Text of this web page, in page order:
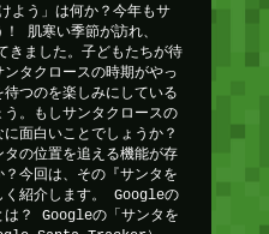
よう」は何か？今年もサ
肌寒い季節が訪れ、
きました。子どもたちが待
タクロースの時期がやっ
つのを楽しみにしている
。もしサンタクロースの
面白いことでしょうか？
の位置を追える機能が存
今回は、その『サンタを
く紹介します。 Googleの
は？ Googleの「サンタを